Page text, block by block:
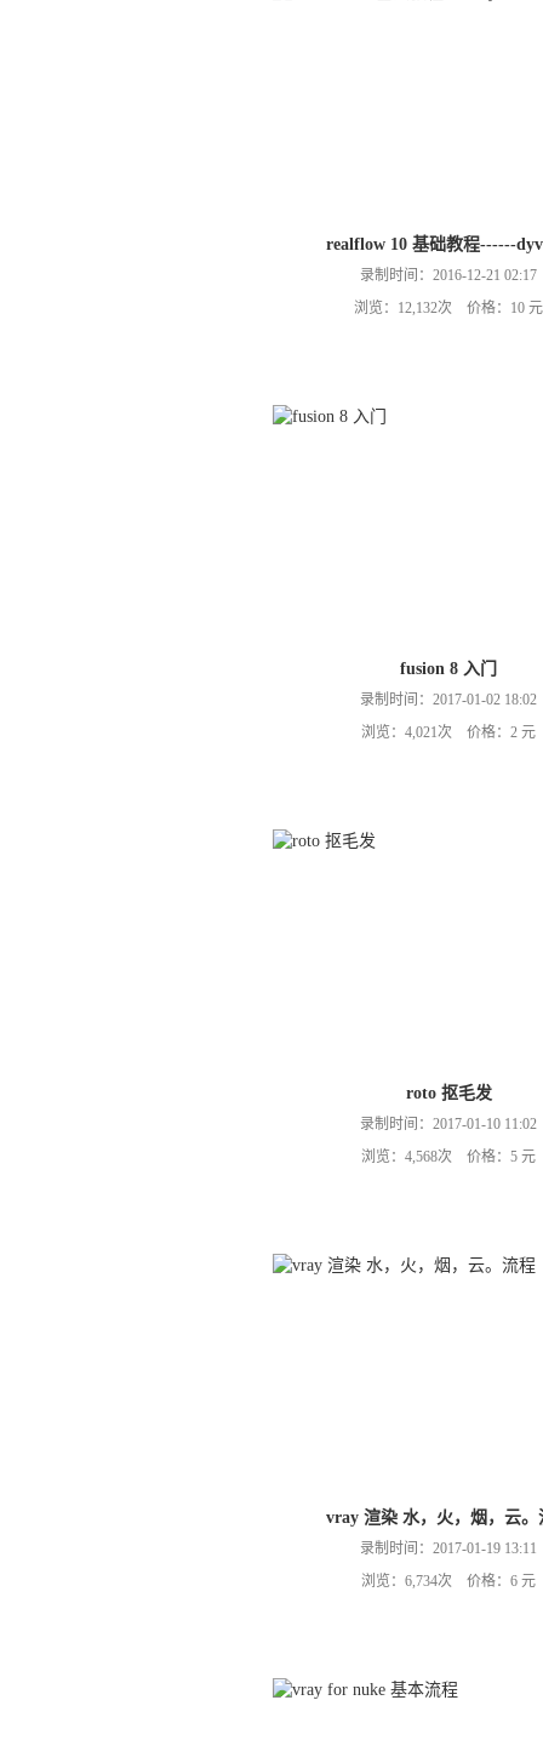
realflow 10 基础教程------
录制时间：2016-12-21 02:17
浏览：12,132次 价格：10 元
fusion 8 入门
录制时间：2017-01-02 18:02
浏览：4,021次 价格：2 元
roto 抠毛发
录制时间：2017-01-10 11:02
浏览：4,568次 价格：5 元
vray 渲染 水，火，烟，云。
录制时间：2017-01-19 13:11
浏览：6,734次 价格：6 元